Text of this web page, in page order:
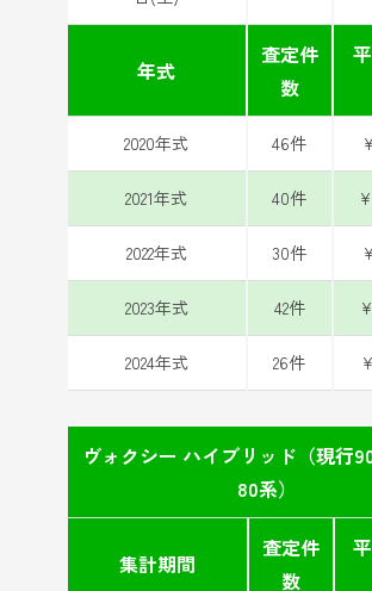
年式
査定件
数
2020年式 46件
2021年式 40件
2022年式 30件
2023年式 42件
2024年式 26件
ヴォクシー ハイブリッド（現行
80系）
集計期間
査定件
数